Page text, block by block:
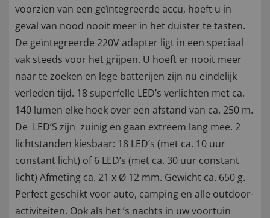
voorzien van een geïntegreerde accu, hoeft u in
geval van nood nooit meer in het duister te tasten.
De geïntegreerde 220V adapter ligt in een speciaal
vak steeds voor het grijpen. U hoeft er nooit meer
naar te zoeken en lege batterijen zijn nu eindelijk
verleden tijd. 18 superfelle LED’s verlichten met ca.
140 lumen elke hoek over een afstand van ca. 250 m.
De LED’S zijn zuinig en gaan extreem lang mee. 2
lichtstanden kiesbaar: 18 LED’s (met ca. 10 uur
constant licht) of 6 LED’s (met ca. 30 uur constant
licht) Afmeting ca. 21 x Ø 12 mm. Gewicht ca. 650 g.
Perfect geschikt voor auto, camping en alle outdoor-
activiteiten. Ook als het ’s nachts in uw voortuin